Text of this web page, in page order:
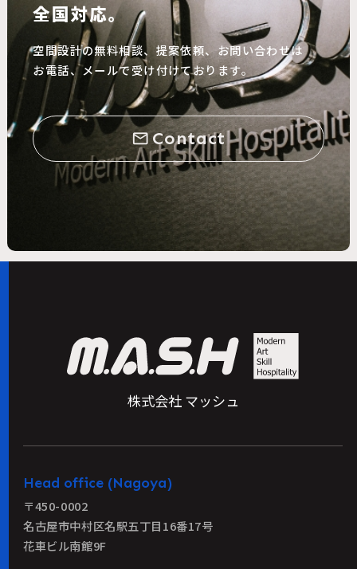
全国対応。
空間設計の無料相談、提案依頼、お問い合わせは
お電話、メールで受け付けております。
mail_outline Contact
株式会社 マッシュ
Head office (Nagoya)
〒450-0002
名古屋市中村区名駅五丁目16番17号
花車ビル南館9F